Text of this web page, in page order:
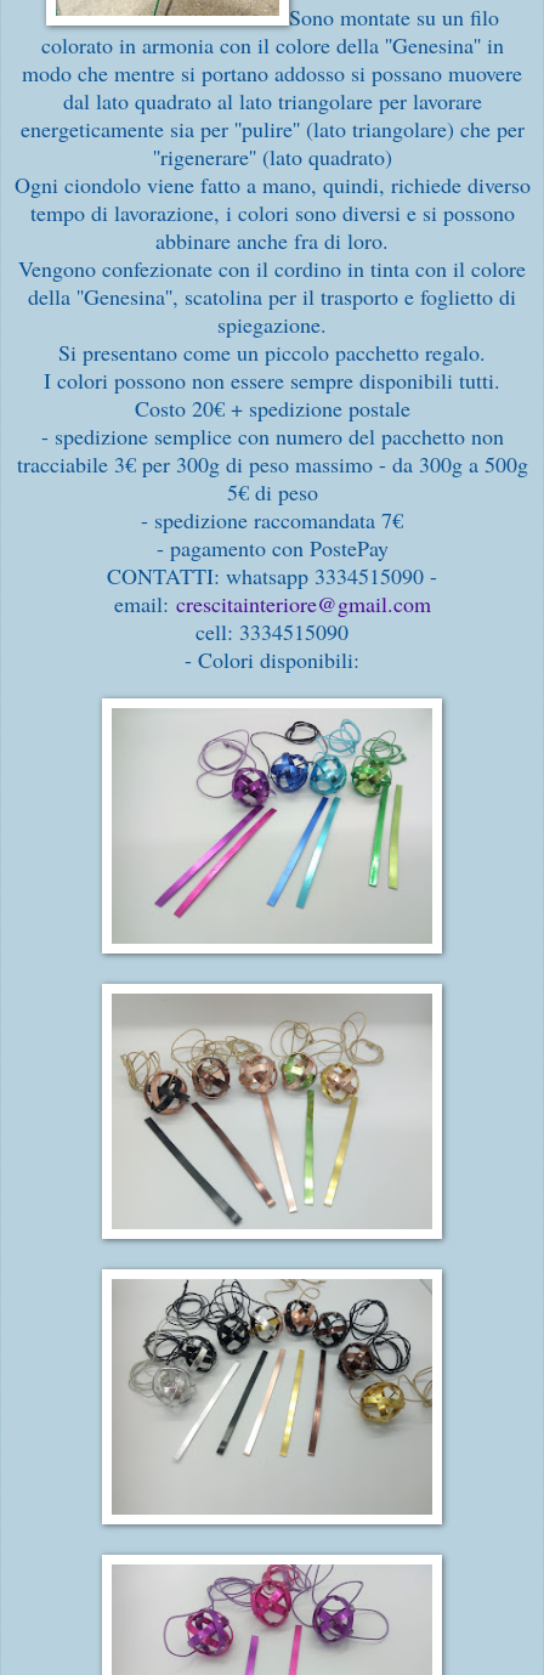
Sono montate su un filo
colorato in armonia con il colore della ''Genesina'' in
modo che mentre si portano addosso si possano muovere
dal lato quadrato al lato triangolare per lavorare
energeticamente sia per ''pulire'' (lato triangolare) che per
''rigenerare'' (lato quadrato)
Ogni ciondolo viene fatto a mano, quindi, richiede diverso
tempo di lavorazione, i colori sono diversi e si possono
abbinare anche fra di loro.
Vengono confezionate con il cordino in tinta con il colore
della ''Genesina'', scatolina per il trasporto e foglietto di
spiegazione.
Si presentano come un piccolo pacchetto regalo.
I colori possono non essere sempre disponibili tutti.
Costo 20€ + spedizione postale
- spedizione semplice con numero del pacchetto non
tracciabile 3€ per 300g di peso massimo - da 300g a 500g
5€ di peso
- spedizione raccomandata 7€
- pagamento con PostePay
CONTATTI: whatsapp 3334515090 -
email: crescitainteriore@gmail.com
cell: 3334515090
- Colori disponibili: